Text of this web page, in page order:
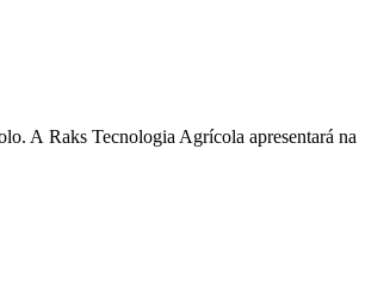
A Raks Tecnologia Agrícola apresentará na